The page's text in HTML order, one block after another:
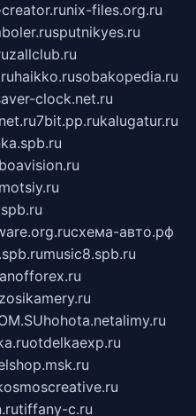
nix-files.org.ru
sputnikyes.ru
zallclub.ru
haikko.rusobakopedia.ru
clock.net.ru
7bit.pp.rukalugatur.ru
схема-авто.рф
music8.spb.ru
zosikamery.ru
hohota.netalimy.ru
otdelkaexp.ru
tiffany-c.ru